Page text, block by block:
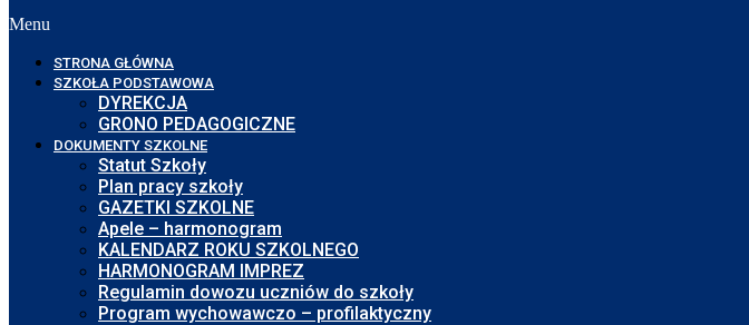
Menu
STRONA GŁÓWNA
SZKOŁA PODSTAWOWA
DYREKCJA
GRONO PEDAGOGICZNE
DOKUMENTY SZKOLNE
Statut Szkoły
Plan pracy szkoły
GAZETKI SZKOLNE
Apele – harmonogram
KALENDARZ ROKU SZKOLNEGO
HARMONOGRAM IMPREZ
Regulamin dowozu uczniów do szkoły
Program wychowawczo – profilaktyczny